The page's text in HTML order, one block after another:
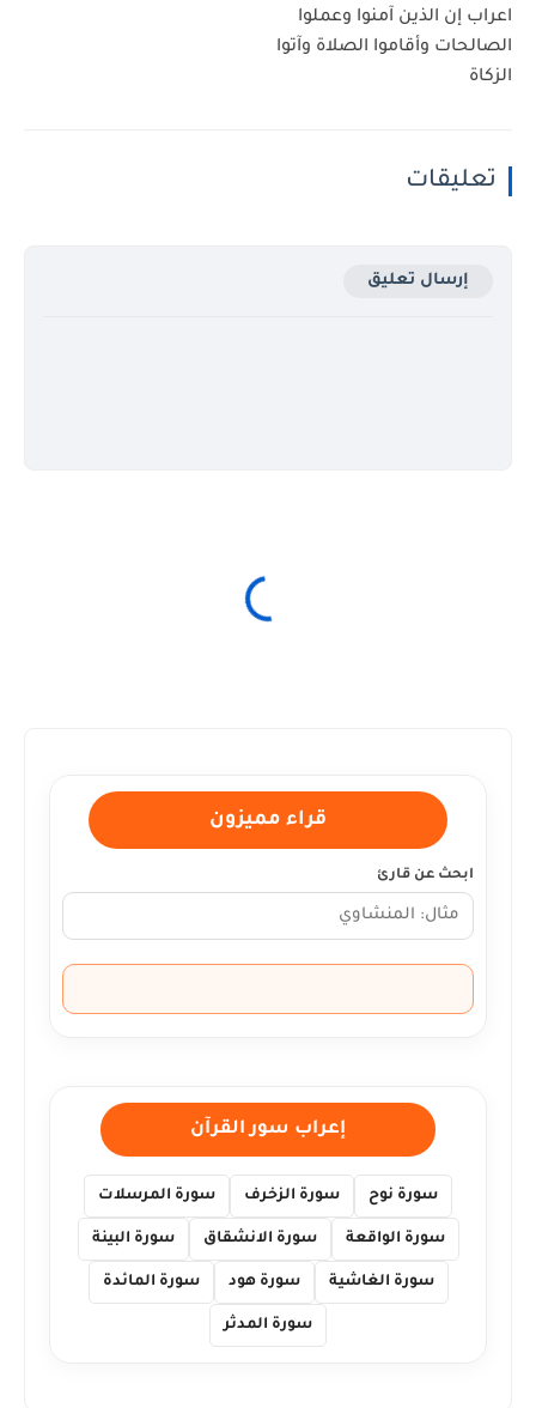
اعراب إن الذين آمنوا وعملوا
الصالحات وأقاموا الصلاة وآتوا
الزكاة
تعليقات
إرسال تعليق
قراء مميزون
ابحث عن قارئ
إعراب سور القرآن
سورة نوح سورة الزخرف سورة المرسلات
سورة الواقعة سورة الانشقاق سورة البينة
سورة الغاشية سورة هود سورة المائدة
سورة المدثر